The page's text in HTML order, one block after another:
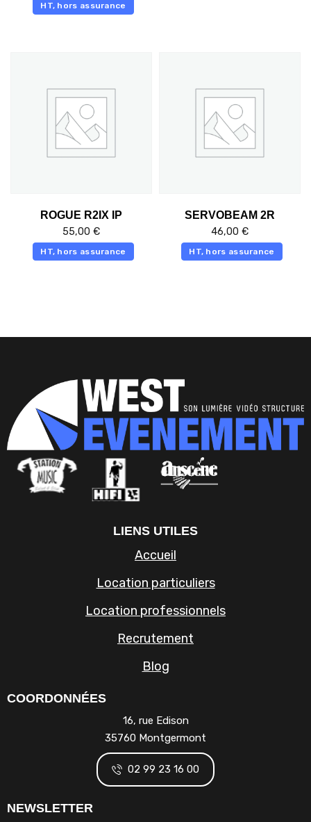
HT, hors assurance
ROGUE R2IX IP
55,00 €
HT, hors assurance
SERVOBEAM 2R
46,00 €
HT, hors assurance
LIENS UTILES
Accueil
Location particuliers
Location professionnels
Recrutement
Blog
COORDONNÉES
16, rue Edison
35760 Montgermont
02 99 23 16 00
NEWSLETTER